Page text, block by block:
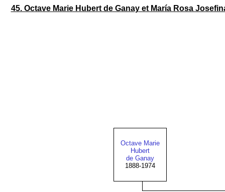
45. Octave Marie Hubert de Ganay‎ et María Rosa
Octave Marie
Hubert
de Ganay
1888-1974